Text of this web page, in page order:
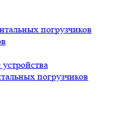
погрузчиков
погрузчиков